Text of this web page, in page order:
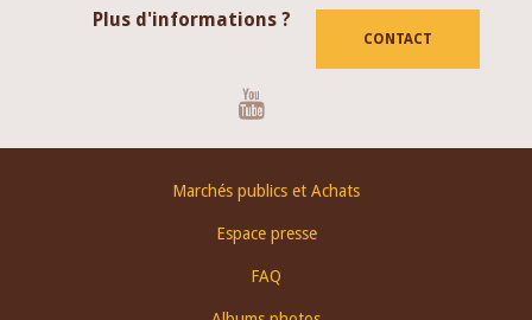
Plus d'informations ?
CONTACT
Marchés publics et Achats
Espace presse
FAQ